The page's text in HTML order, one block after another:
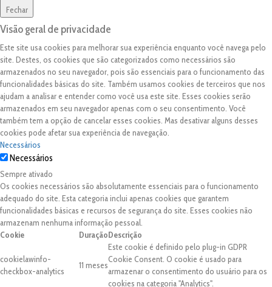
Fechar
Visão geral de privacidade
Este site usa cookies para melhorar sua experiência enquanto você navega pelo
site. Destes, os cookies que são categorizados como necessários são
armazenados no seu navegador, pois são essenciais para o funcionamento das
funcionalidades básicas do site. Também usamos cookies de terceiros que nos
ajudam a analisar e entender como você usa este site. Esses cookies serão
armazenados em seu navegador apenas com o seu consentimento. Você
também tem a opção de cancelar esses cookies. Mas desativar alguns desses
cookies pode afetar sua experiência de navegação.
Necessários
Necessários
Sempre ativado
Os cookies necessários são absolutamente essenciais para o funcionamento
adequado do site. Esta categoria inclui apenas cookies que garantem
funcionalidades básicas e recursos de segurança do site. Esses cookies não
armazenam nenhuma informação pessoal.
Cookie
DuraçãoDescrição
cookielawinfo-
checkbox-analytics
11 meses
Este cookie é definido pelo plug-in GDPR
Cookie Consent. O cookie é usado para
armazenar o consentimento do usuário para os
cookies na categoria "Analytics".